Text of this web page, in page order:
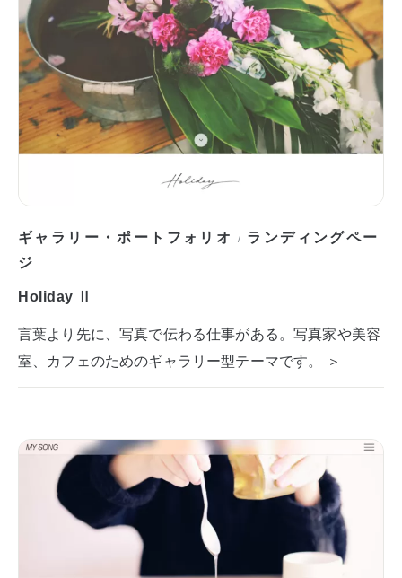
ギャラリー・ポートフォリオ / ランディングペー
ジ
Holiday Ⅱ
言葉より先に、写真で伝わる仕事がある。写真家や美容
室、カフェのためのギャラリー型テーマです。 ＞